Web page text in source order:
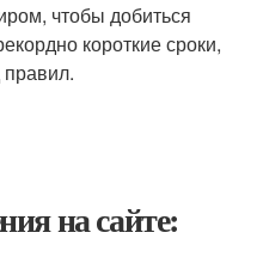
чтобы добиться
короткие сроки,
на сайте: